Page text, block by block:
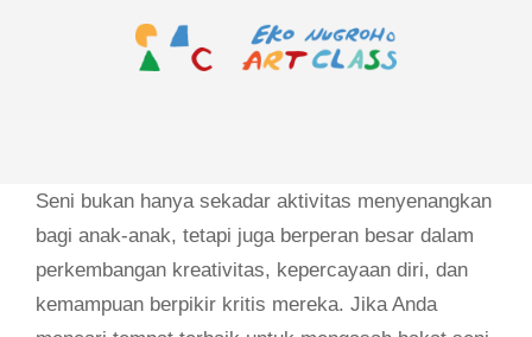
ART
CLASS
Seni bukan hanya sekadar aktivitas menyenangkan
bagi anak-anak, tetapi juga berperan besar dalam
perkembangan kreativitas, kepercayaan diri, dan
kemampuan berpikir kritis mereka. Jika Anda